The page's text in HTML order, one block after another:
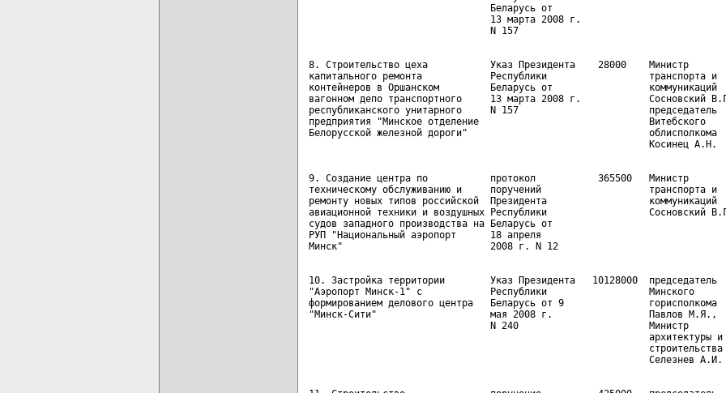
                                Беларусь от
                                13 марта 2008 г.
8. Строительство цеха           Указ Президента    28000    Министр
капитального ремонта            Республики                  транспорта и
контейнеров в Оршанском         Беларусь от                 коммуникаций
вагонном депо транспортного     13 марта 2008 г.            Сосновский
республиканского унитарного     N 157                       председатель
предприятия "Минское отделение                              Витебского
Белорусской железной дороги"                                облисполкома
9. Создание центра по           протокол           365500   Министр
техническому обслуживанию и     поручений                   транспорта и
ремонту новых типов российской  Президента                  коммуникаций
авиационной техники и воздушных Республики                  Сосновский
судов западного производства на Беларусь от
РУП "Национальный аэропорт      18 апреля
10. Застройка территории        Указ Президента   10128000  председатель
"Аэропорт Минск-1" с            Республики                  Минского
формированием делового центра   Беларусь от 9               горисполкома
"Минск-Сити"                    мая 2008 г.                 Павлов М.Я.,
                                N 240                       Министр
                                                            архитектуры и
                                                            строительства